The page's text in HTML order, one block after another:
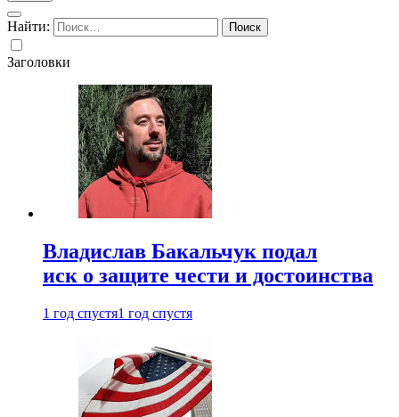
Найти:
Заголовки
Владислав Бакальчук подал
иск о защите чести и достоинства
1 год спустя1 год спустя